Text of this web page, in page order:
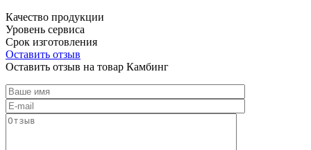
Качество продукции
Уровень сервиса
Срок изготовления
Оставить отзыв
Оставить отзыв на товар Камбинг